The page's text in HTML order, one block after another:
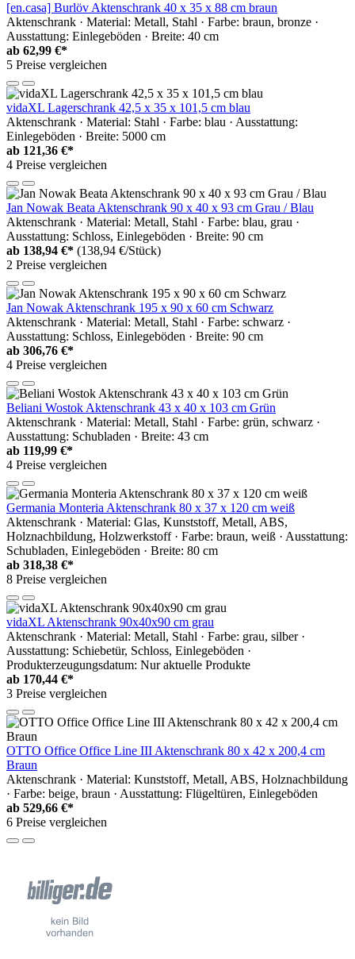
[en.casa] Burlöv Aktenschrank 40 x 35 x 88 cm braun
Aktenschrank · Material: Metall, Stahl · Farbe: braun, bronze ·
Ausstattung: Einlegeböden · Breite: 40 cm
ab 62,99 €*
5 Preise vergleichen
vidaXL Lagerschrank 42,5 x 35 x 101,5 cm blau
Aktenschrank · Material: Stahl · Farbe: blau · Ausstattung:
Einlegeböden · Breite: 5000 cm
ab 121,36 €*
4 Preise vergleichen
Jan Nowak Beata Aktenschrank 90 x 40 x 93 cm Grau / Blau
Aktenschrank · Material: Metall, Stahl · Farbe: blau, grau ·
Ausstattung: Schloss, Einlegeböden · Breite: 90 cm
ab 138,94 €* (138,94 €/Stück)
2 Preise vergleichen
Jan Nowak Aktenschrank 195 x 90 x 60 cm Schwarz
Aktenschrank · Material: Metall, Stahl · Farbe: schwarz ·
Ausstattung: Schloss, Einlegeböden · Breite: 90 cm
ab 306,76 €*
4 Preise vergleichen
Beliani Wostok Aktenschrank 43 x 40 x 103 cm Grün
Aktenschrank · Material: Metall, Stahl · Farbe: grün, schwarz ·
Ausstattung: Schubladen · Breite: 43 cm
ab 119,99 €*
4 Preise vergleichen
Germania Monteria Aktenschrank 80 x 37 x 120 cm weiß
Aktenschrank · Material: Glas, Kunststoff, Metall, ABS,
Holznachbildung, Holzwerkstoff · Farbe: braun, weiß · Ausstattung:
Schubladen, Einlegeböden · Breite: 80 cm
ab 318,38 €*
8 Preise vergleichen
vidaXL Aktenschrank 90x40x90 cm grau
Aktenschrank · Material: Metall, Stahl · Farbe: grau, silber ·
Ausstattung: Schiebetür, Schloss, Einlegeböden ·
Produkterzeugungsdatum: Nur aktuelle Produkte
ab 170,44 €*
3 Preise vergleichen
OTTO Office Office Line III Aktenschrank 80 x 42 x 200,4 cm
Braun
Aktenschrank · Material: Kunststoff, Metall, ABS, Holznachbildung
· Farbe: beige, braun · Ausstattung: Flügeltüren, Einlegeböden
ab 529,66 €*
6 Preise vergleichen